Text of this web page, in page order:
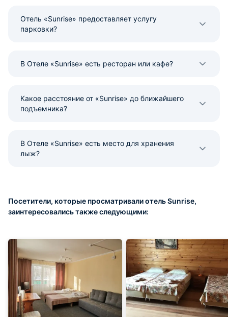
Отель «Sunrise» предоставляет услугу
парковки?
В Отеле «Sunrise» есть ресторан или кафе?
Какое расстояние от «Sunrise» до ближайшего
подъемника?
В Отеле «Sunrise» есть место для хранения
лыж?
Посетители, которые просматривали отель Sunrise,
заинтересовались также следующими: